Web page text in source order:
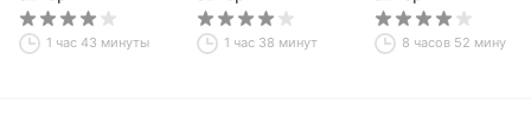
общения
1 час 43 минуты
выражений.
Тренажер
1 час 38 минут 8 часов 52 минуты